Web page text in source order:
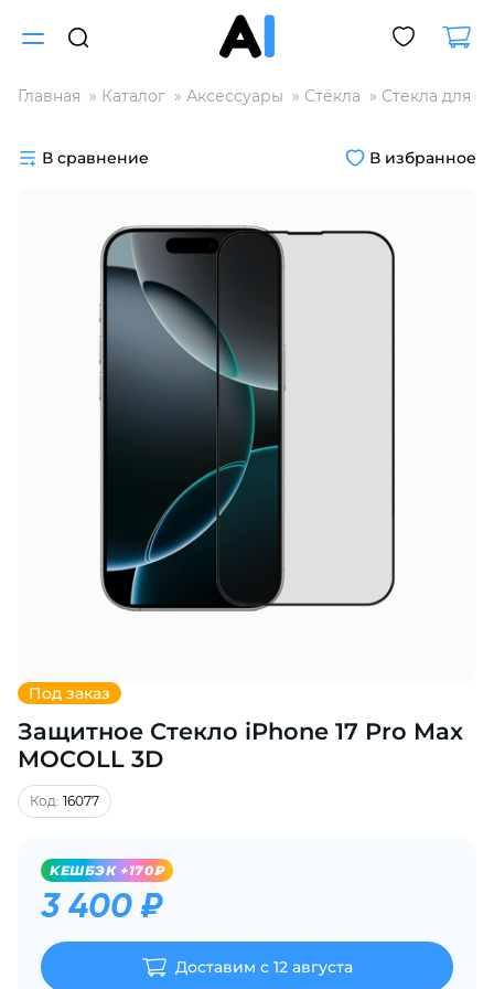
Главная Каталог Аксессуары Стёкла Стекла для
Под заказ
Защитное Стекло iPhone 17 Pro Max
MOCOLL 3D
Код: 16077
KЕШБЭК +170₽
3 400 ₽
Доставим с 12 августа
В сравнение В избранное
Разбейте
оплатуна части
без переплат
График платежей
Добавляйте товары
в корзину
Получайте товар
выбранный способом
списываться
по25%каждые 2 недели
Подробнее